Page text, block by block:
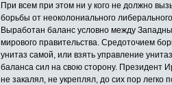
При всем при этом ни у кого не должно
борьбы от неоколониального
Выработан баланс условно между
мирового правительства. Средоточием
унитаз самой, или взять управление
баланса сил на свою сторону. Президент
не закалял, не укреплял, до сих пор легко